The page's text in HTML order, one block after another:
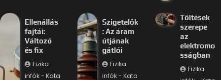
Ellenállás
fajtái:
Változó
és fix
Fizika
infók - Kata
Szigetelők
: Az áram
útjának
gátlói
Fizika
infók - Kata
Töltések
szerepe
az
elektromo
sságban
Fizika